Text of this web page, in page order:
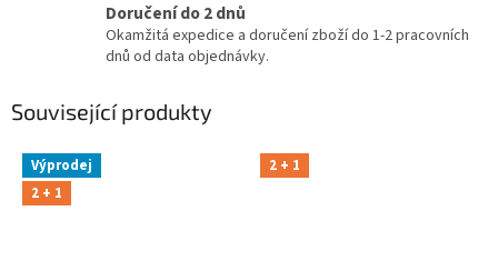
Doručení do 2 dnů
Okamžitá expedice a doručení zboží do 1-2 pracovních
dnů od data objednávky.
Související produkty
Výprodej
2 + 1
2 + 1